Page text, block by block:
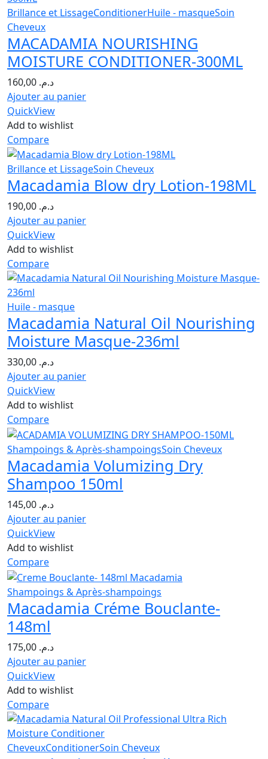
Brillance et LissageConditionerHuile - masqueSoin
Cheveux
MACADAMIA NOURISHING
MOISTURE CONDITIONER-300ML
د.م.
Ajouter au panier
QuickView
Add to wishlist
Compare
Brillance et LissageSoin Cheveux
Macadamia Blow dry Lotion-198ML
د.م.
Ajouter au panier
QuickView
Add to wishlist
Compare
Huile - masque
Macadamia Natural Oil Nourishing
Moisture Masque-236ml
د.م.
Ajouter au panier
QuickView
Add to wishlist
Compare
Shampoings & Après-shampoingsSoin Cheveux
Macadamia Volumizing Dry
Shampoo 150ml
د.م.
Ajouter au panier
QuickView
Add to wishlist
Compare
Shampoings & Après-shampoings
Macadamia Créme Bouclante-
148ml
د.م.
Ajouter au panier
QuickView
Add to wishlist
Compare
CheveuxConditionerSoin Cheveux